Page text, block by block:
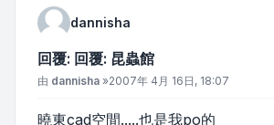
dannisha
回覆: 回覆: 昆蟲館
文章
由 dannisha »2007年 4月 16日, 18:07
曉東cad空間.....也是我po的